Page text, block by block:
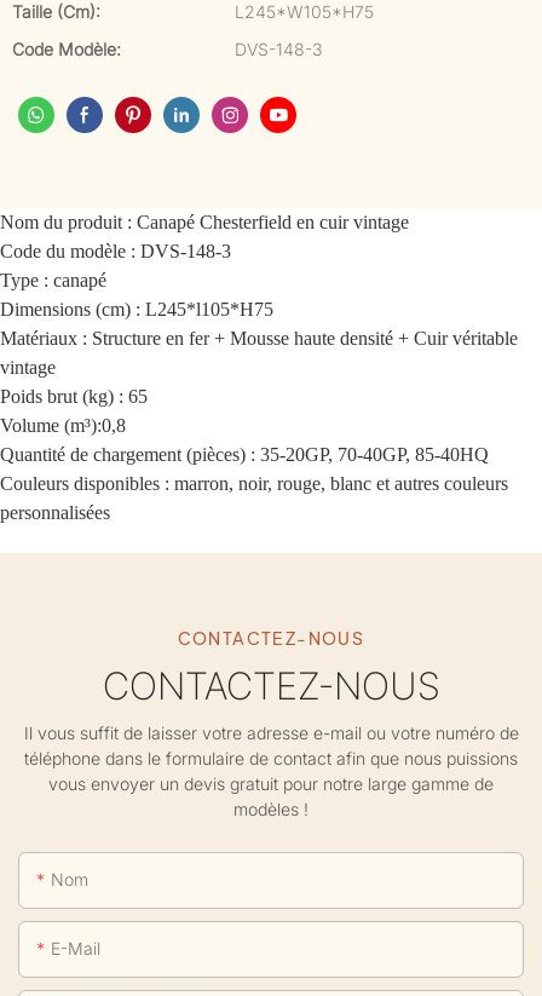
Taille (cm):
L245*W105*H75
Code Modèle:
DVS-148-3
Nom du produit : Canapé Chesterfield en cuir vintage
Code du modèle : DVS-148-3
Type : canapé
Dimensions (cm) : L245*l105*H75
Matériaux : Structure en fer + Mousse haute densité + Cuir véritable
vintage
Poids brut (kg) : 65
Volume (m³):0,8
Quantité de chargement (pièces) : 35-20GP, 70-40GP, 85-40HQ
Couleurs disponibles : marron, noir, rouge, blanc et autres couleurs
personnalisées
CONTACTEZ-NOUS
CONTACTEZ-NOUS
Il vous suffit de laisser votre adresse e-mail ou votre numéro de
téléphone dans le formulaire de contact afin que nous puissions
vous envoyer un devis gratuit pour notre large gamme de
modèles !
Nom
E-Mail